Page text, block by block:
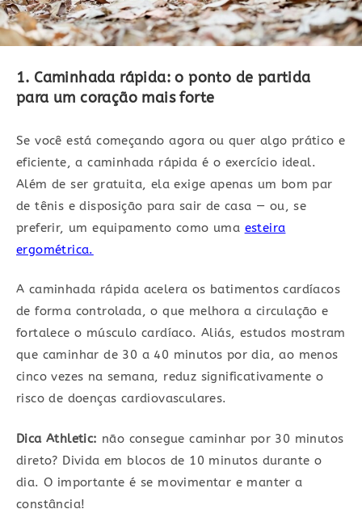
1. Caminhada rápida: o ponto de partida
para um coração mais forte
Se você está começando agora ou quer algo prático e
eficiente, a caminhada rápida é o exercício ideal.
Além de ser gratuita, ela exige apenas um bom par
de tênis e disposição para sair de casa — ou, se
preferir, um equipamento como uma esteira
ergométrica.
A caminhada rápida acelera os batimentos cardíacos
de forma controlada, o que melhora a circulação e
fortalece o músculo cardíaco. Aliás, estudos mostram
que caminhar de 30 a 40 minutos por dia, ao menos
cinco vezes na semana, reduz significativamente o
risco de doenças cardiovasculares.
Dica Athletic: não consegue caminhar por 30 minutos
direto? Divida em blocos de 10 minutos durante o
dia. O importante é se movimentar e manter a
constância!